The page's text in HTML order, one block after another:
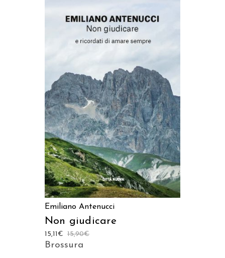
AGGIUNGI AL CARRELLO
Emiliano Antenucci
Non giudicare
15,90€
15,11 €
Brossura